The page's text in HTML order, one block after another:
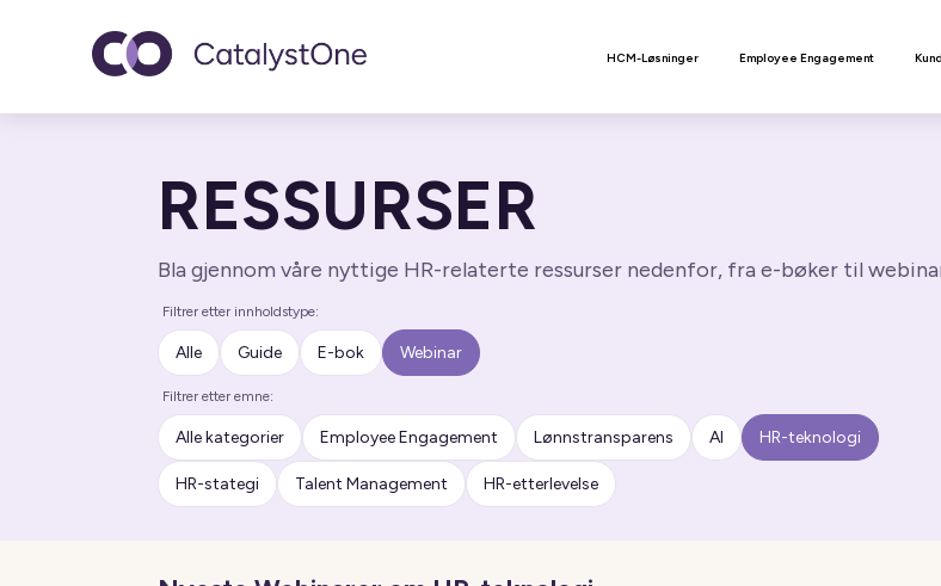
Toggle navigation HCM-Løsninger Employee Engagement
RESSURSER
Bla gjennom våre nyttige HR-relaterte ressurser nedenfor, fra e-bøker til
Filtrer etter innholdstype:
Alle Guide E-bok Webinar
Filtrer etter emne:
Alle kategorier Employee Engagement Lønnstransparens AI HR-teknologi
HR-stategi Talent Management HR-etterlevelse